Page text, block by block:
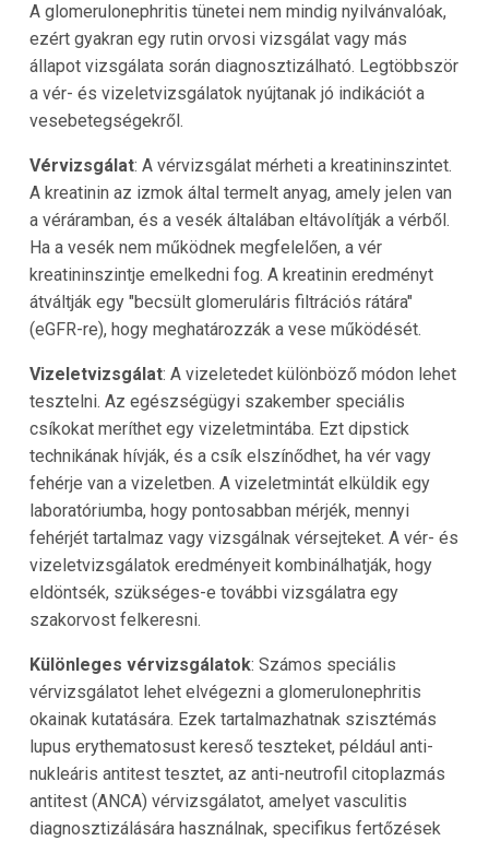
A glomerulonephritis tünetei nem mindig nyilvánvalóak,
ezért gyakran egy rutin orvosi vizsgálat vagy más
állapot vizsgálata során diagnosztizálható. Legtöbbször
a vér- és vizeletvizsgálatok nyújtanak jó indikációt a
vesebetegségekről.
Vérvizsgálat: A vérvizsgálat mérheti a kreatininszintet.
A kreatinin az izmok által termelt anyag, amely jelen van
a véráramban, és a vesék általában eltávolítják a vérből.
Ha a vesék nem működnek megfelelően, a vér
kreatininszintje emelkedni fog. A kreatinin eredményt
átváltják egy "becsült glomeruláris filtrációs rátára"
(eGFR-re), hogy meghatározzák a vese működését.
Vizeletvizsgálat: A vizeletedet különböző módon lehet
tesztelni. Az egészségügyi szakember speciális
csíkokat meríthet egy vizeletmintába. Ezt dipstick
technikának hívják, és a csík elszínődhet, ha vér vagy
fehérje van a vizeletben. A vizeletmintát elküldik egy
laboratóriumba, hogy pontosabban mérjék, mennyi
fehérjét tartalmaz vagy vizsgálnak vérsejteket. A vér- és
vizeletvizsgálatok eredményeit kombinálhatják, hogy
eldöntsék, szükséges-e további vizsgálatra egy
szakorvost felkeresni.
Különleges vérvizsgálatok: Számos speciális
vérvizsgálatot lehet elvégezni a glomerulonephritis
okainak kutatására. Ezek tartalmazhatnak szisztémás
lupus erythematosust kereső teszteket, például anti-
nukleáris antitest tesztet, az anti-neutrofil citoplazmás
antitest (ANCA) vérvizsgálatot, amelyet vasculitis
diagnosztizálására használnak, specifikus fertőzések